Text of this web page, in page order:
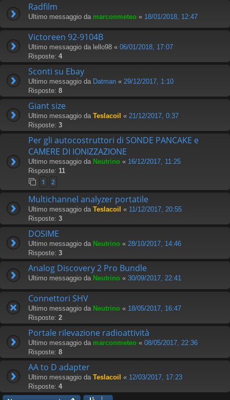
Radfilm
Ultimo messaggio da marconmeteo « 18/01/2018, 12:47
Victoreen 92-9104B
Ultimo messaggio da lello98 « 06/01/2018, 17:07
Risposte: 4
Sconti su Ebay
Ultimo messaggio da Datman « 29/12/2017, 1:10
Risposte: 8
Giant size
Ultimo messaggio da Teslacoil « 21/12/2017, 0:37
Risposte: 3
Per gli autocostruttori di SONDE PANCAKE e
CAMERE DI IONIZZAZIONE
Ultimo messaggio da Neutrino « 16/12/2017, 11:25
Risposte: 11
1 2
Multichannel analyzer portatile
Ultimo messaggio da Teslacoil « 11/12/2017, 20:55
Risposte: 3
DOSIME
Ultimo messaggio da Neutrino « 28/10/2017, 14:46
Risposte: 3
Analog Discovery 2 Pro Bundle
Ultimo messaggio da Neutrino « 30/09/2017, 22:41
Connettori SHV
Ultimo messaggio da Neutrino « 18/05/2017, 16:47
Risposte: 2
Portale rilevazione radioattività
Ultimo messaggio da marconmeteo « 08/05/2017, 22:36
Risposte: 8
AA to D adapter
Ultimo messaggio da Teslacoil « 12/03/2017, 17:23
Risposte: 4